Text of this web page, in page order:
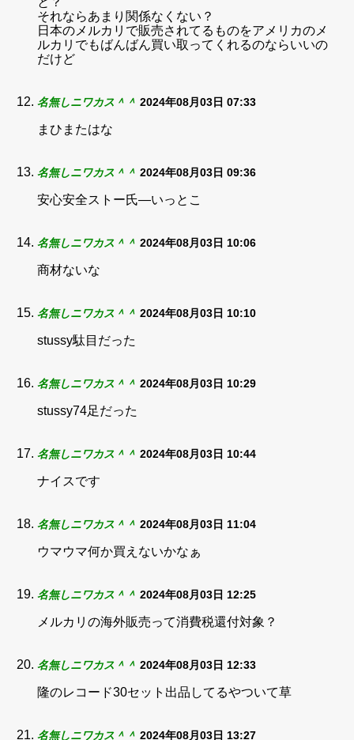
それならあまり関係なくない？
日本のメルカリで販売されてるものをアメリカのメ
ルカリでもばんばん買い取ってくれるのならいいの
だけど
名無しニワカス＾＾ 2024年08月03日 07:33
まひまたはな
名無しニワカス＾＾ 2024年08月03日 09:36
安心安全ストー氏―いっとこ
名無しニワカス＾＾ 2024年08月03日 10:06
商材ないな
名無しニワカス＾＾ 2024年08月03日 10:10
stussy駄目だった
名無しニワカス＾＾ 2024年08月03日 10:29
stussy74足だった
名無しニワカス＾＾ 2024年08月03日 10:44
ナイスです
名無しニワカス＾＾ 2024年08月03日 11:04
ウマウマ何か買えないかなぁ
名無しニワカス＾＾ 2024年08月03日 12:25
メルカリの海外販売って消費税還付対象？
名無しニワカス＾＾ 2024年08月03日 12:33
隆のレコード30セット出品してるやついて草
名無しニワカス＾＾ 2024年08月03日 13:27